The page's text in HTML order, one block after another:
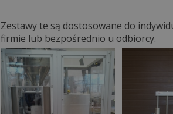
Zestawy te są dostosowane do
firmie lub bezpośrednio u odbiorcy.